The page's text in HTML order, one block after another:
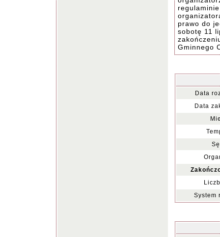
prawo do
sobotę 11
Gminnego
Data
Data
System